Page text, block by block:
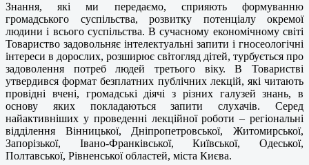
Знання, які ми передаємо, сприяють формуванню
громадського суспільства, розвитку потенціалу окремої
людини і всього суспільства. В сучасному економічному світі
Товариство задовольняє інтелектуальні запити і гносеологічні
інтереси в дорослих, розширює світогляд дітей, турбується про
задоволення потреб людей третього віку. В Товаристві
утвердився формат безплатних публічних лекцій, які читають
провідні вчені, громадські діячі з різних галузей знань, в
основу яких покладаються запити слухачів. Серед
найактивніших у проведенні лекційної роботи – регіональні
відділення Вінницької, Дніпропетровської, Житомирської,
Запорізької, Івано-Франківської, Київської, Одеської,
Полтавської, Рівненської областей, міста Києва.